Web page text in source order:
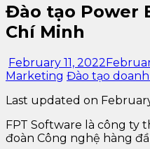
Đào tạo Power
Chí Minh
February 11, 2022
Marketing Đào tạo
Last updated on
FPT Software là công ty
đoàn Công nghệ hàng